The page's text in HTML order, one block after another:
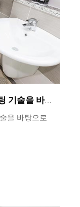
샤인나노케어, 혁신적인 나노코팅 기술을 바탕으로 욕실/주방 시공~ 업계에서 주목
을 바탕으로